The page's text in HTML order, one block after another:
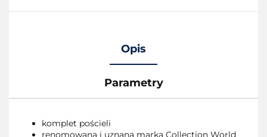
Opis
Parametry
komplet pościeli
renomowana i uznana marka Collection World